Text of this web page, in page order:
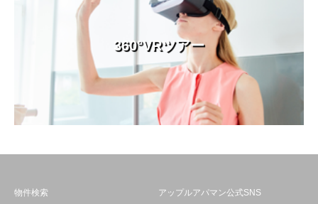
360°VRツアー
物件検索
アップルアパマン公式SNS